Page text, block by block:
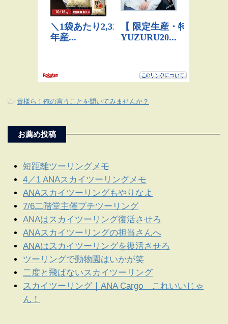
-貴様ら！俺の言うことを聞いてみませんか？
お薦め投稿
短距離ツーリングメモ
4／1 ANAスカイツーリングメモ
ANAスカイツーリングもやりなよ
7/6二階堂主催プチツーリング
ANAはスカイツーリング復活させろ
ANAスカイツーリングの担当さんへ
ANAはスカイツーリングを復活させろ
ツーリングで動物園はいかが笑
二度と飛ばないスカイツーリング
スカイツーリング｜ANA Cargo これいいじゃ
ん！